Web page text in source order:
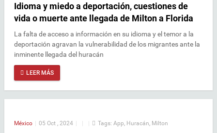
Idioma y miedo a deportación, cuestiones de
vida o muerte ante llegada de Milton a Florida
La falta de acceso a información en su idioma y el temor a la
deportación agravan la vulnerabilidad de los migrantes ante la
inminente llegada del huracán
LEER MÁS
México | 05 Oct , 2024 | | | Tags: App Huracán Milton